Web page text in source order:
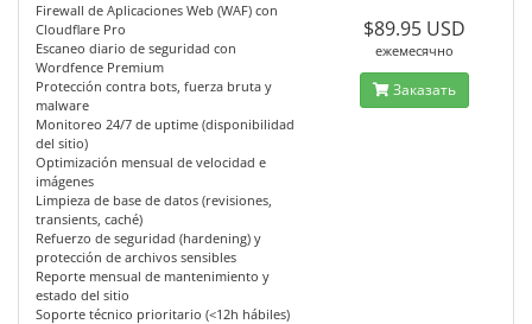
Firewall de Aplicaciones Web (WAF) con
Cloudflare Pro
Escaneo diario de seguridad con
Wordfence Premium
Protección contra bots, fuerza bruta y
malware
Monitoreo 24/7 de uptime (disponibilidad
del sitio)
Optimización mensual de velocidad e
imágenes
Limpieza de base de datos (revisiones,
transients, caché)
Refuerzo de seguridad (hardening) y
protección de archivos sensibles
Reporte mensual de mantenimiento y
estado del sitio
Soporte técnico prioritario (<12h hábiles)
$89.95 USD
ежемесячно
Заказать